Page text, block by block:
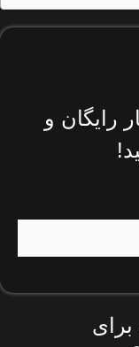
رایگان و